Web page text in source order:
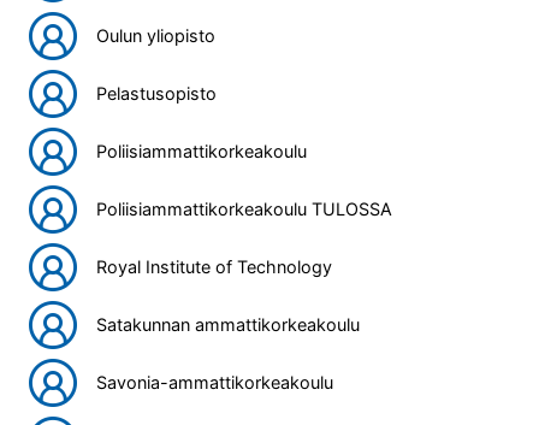
Oulun yliopisto
Pelastusopisto
Poliisiammattikorkeakoulu
Poliisiammattikorkeakoulu TULOSSA
Royal Institute of Technology
Satakunnan ammattikorkeakoulu
Savonia-ammattikorkeakoulu